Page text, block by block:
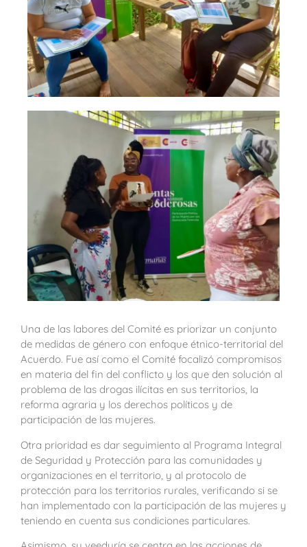
Una de las labores del Comité es priorizar un conjunto
de medidas de género con enfoque étnico-territorial del
Acuerdo. Fue así como el Comité focalizó compromisos
en materia del fin del conflicto y los que den solución al
problema de las drogas ilícitas en sus territorios, la
reforma agraria y los derechos políticos y de
participación de las mujeres.
Otra prioridad es dar seguimiento al Programa Integral
de Seguridad y Protección para las comunidades y
organizaciones en el territorio, y al protocolo de
protección para los territorios rurales, verificando si se
han implementado con la participación de las mujeres y
teniendo en cuenta sus condiciones particulares.